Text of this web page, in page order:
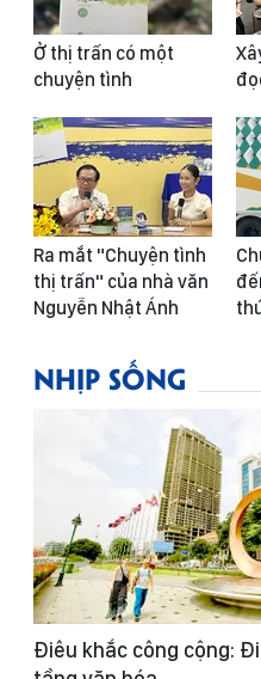
Ở thị trấn có một
chuyện tình
Ra mắt "Chuyện tình
thị trấn" của nhà văn
Nguyễn Nhật Ánh
NHỊP SỐNG
Điêu khắc công cộng: